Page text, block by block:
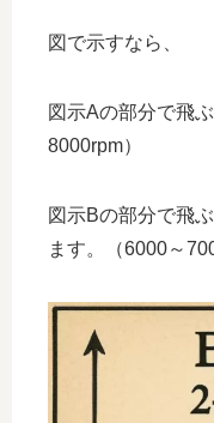
図で示すなら、
図示Aの部分で飛
8000rpm）
図示Bの部分で飛
ます。（6000～